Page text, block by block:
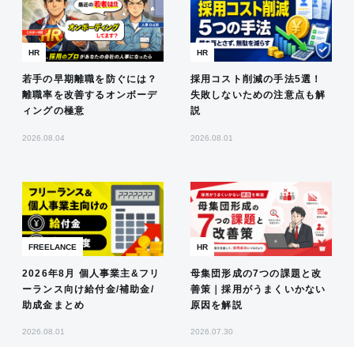
HR
若手の早期離職を防ぐには？
離職率を改善するオンボーデ
ィングの極意
2026.08.04
HR
採用コスト削減の手法5選！
失敗しないための注意点も解
説
2026.08.01
FREELANCE
2026年8月 個人事業主&フリ
ーランス向け給付金/補助金/
助成金まとめ
2026.08.01
HR
母集団形成の7つの課題と改
善策｜採用がうまくいかない
原因を解説
2026.07.30